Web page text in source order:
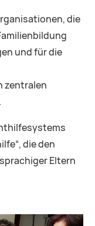
die
und für die
zentralen
die den
Eltern